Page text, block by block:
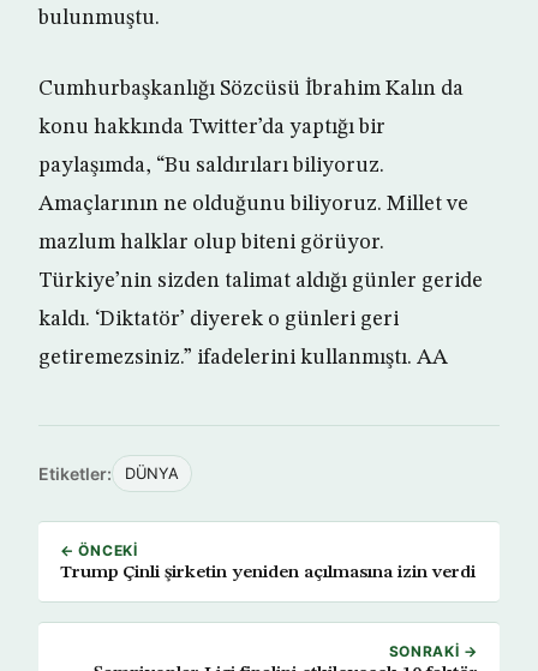
bulunmuştu.
Cumhurbaşkanlığı Sözcüsü İbrahim Kalın da
konu hakkında Twitter’da yaptığı bir
paylaşımda, “Bu saldırıları biliyoruz.
Amaçlarının ne olduğunu biliyoruz. Millet ve
mazlum halklar olup biteni görüyor.
Türkiye’nin sizden talimat aldığı günler geride
kaldı. ‘Diktatör’ diyerek o günleri geri
getiremezsiniz.” ifadelerini kullanmıştı. AA
Etiketler: DÜNYA
← ÖNCEKI
Trump Çinli şirketin yeniden açılmasına izin verdi
SONRAKI →